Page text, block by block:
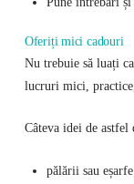
Oferiți mici cadouri
Nu trebuie să luați
lucruri mici, practice,
Câteva idei de astfel
pălării sau